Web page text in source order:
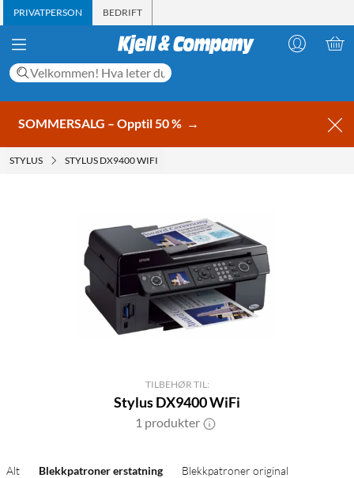
PRIVATPERSON BEDRIFT
SOMMERSALG – Opptil 50 % →
STYLUS STYLUS DX9400 WIFI
TILBEHØR TIL:
Stylus DX9400 WiFi
1 produkter
Alt Blekkpatroner erstatning Blekkpatroner original